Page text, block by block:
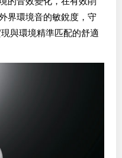
界環境音的敏銳度，守
與環境精準匹配的舒適